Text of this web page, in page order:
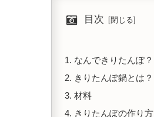
目次
なんできりたんぽ？
きりたんぽ鍋とは？
材料
きりたんぽの作り方